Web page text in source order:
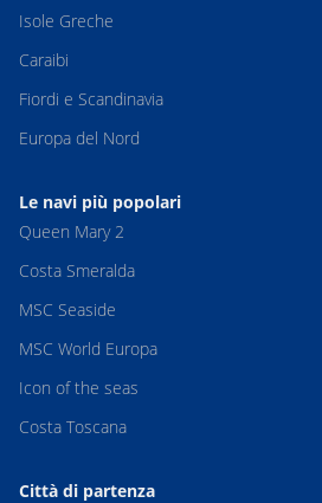
Isole Greche
Caraibi
Fiordi e Scandinavia
Europa del Nord
Le navi più popolari
Queen Mary 2
Costa Smeralda
MSC Seaside
MSC World Europa
Icon of the seas
Costa Toscana
Città di partenza